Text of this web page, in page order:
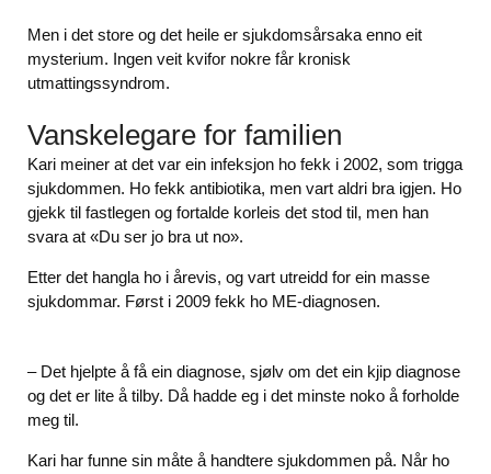
Men i det store og det heile er sjukdomsårsaka enno eit
mysterium. Ingen veit kvifor nokre får kronisk
utmattingssyndrom.
Vanskelegare for familien
Kari meiner at det var ein infeksjon ho fekk i 2002, som trigga
sjukdommen. Ho fekk antibiotika, men vart aldri bra igjen. Ho
gjekk til fastlegen og fortalde korleis det stod til, men han
svara at «Du ser jo bra ut no».
Etter det hangla ho i årevis, og vart utreidd for ein masse
sjukdommar. Først i 2009 fekk ho ME-diagnosen.
– Det hjelpte å få ein diagnose, sjølv om det ein kjip diagnose
og det er lite å tilby. Då hadde eg i det minste noko å forholde
meg til.
Kari har funne sin måte å handtere sjukdommen på. Når ho